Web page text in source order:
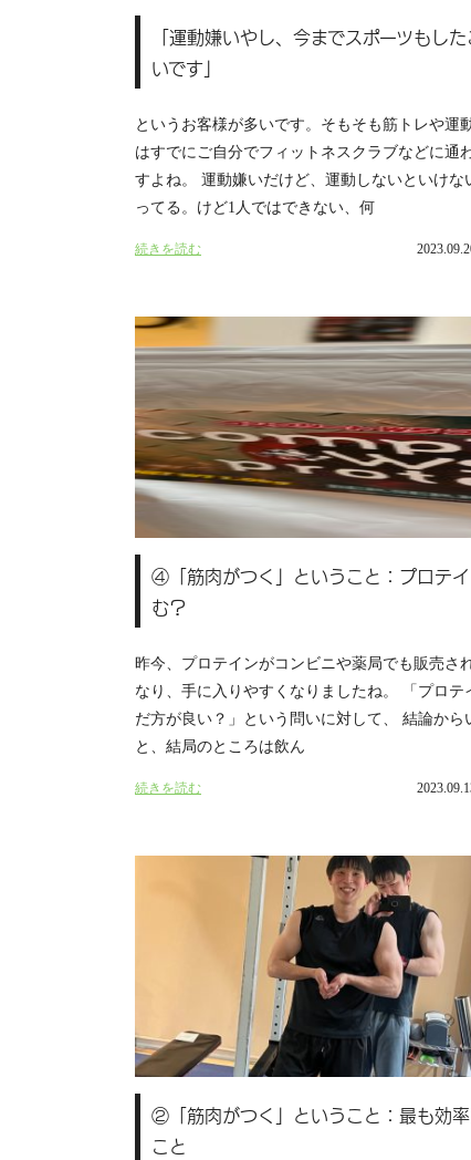
「運動嫌いやし、今までスポーツもし
いです」
というお客様が多いです。そもそも筋トレや運
はすでにご自分でフィットネスクラブなどに通
すよね。 運動嫌いだけど、運動しないといけな
ってる。けど1人ではできない、何
続きを読む
④「筋肉がつく」ということ：プロテ
む？
昨今、プロテインがコンビニや薬局でも販売さ
なり、手に入りやすくなりましたね。 「プロテ
だ方が良い？」という問いに対して、 結論から
と、結局のところは飲ん
続きを読む
②「筋肉がつく」ということ：最も効
こと